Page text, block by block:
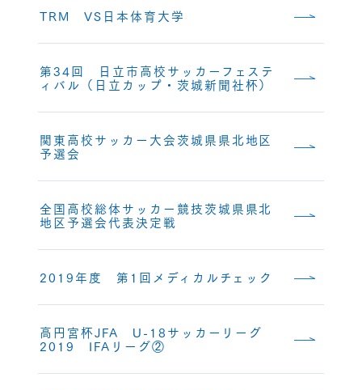
TRM VS日本体育大学
第34回 日立市高校サッカーフェステ
ィバル（日立カップ・茨城新聞社杯）
関東高校サッカー大会茨城県県北地区
予選会
全国高校総体サッカー競技茨城県県北
地区予選会代表決定戦
2019年度 第1回メディカルチェック
高円宮杯JFA U-18サッカーリーグ
2019 IFAリーグ②